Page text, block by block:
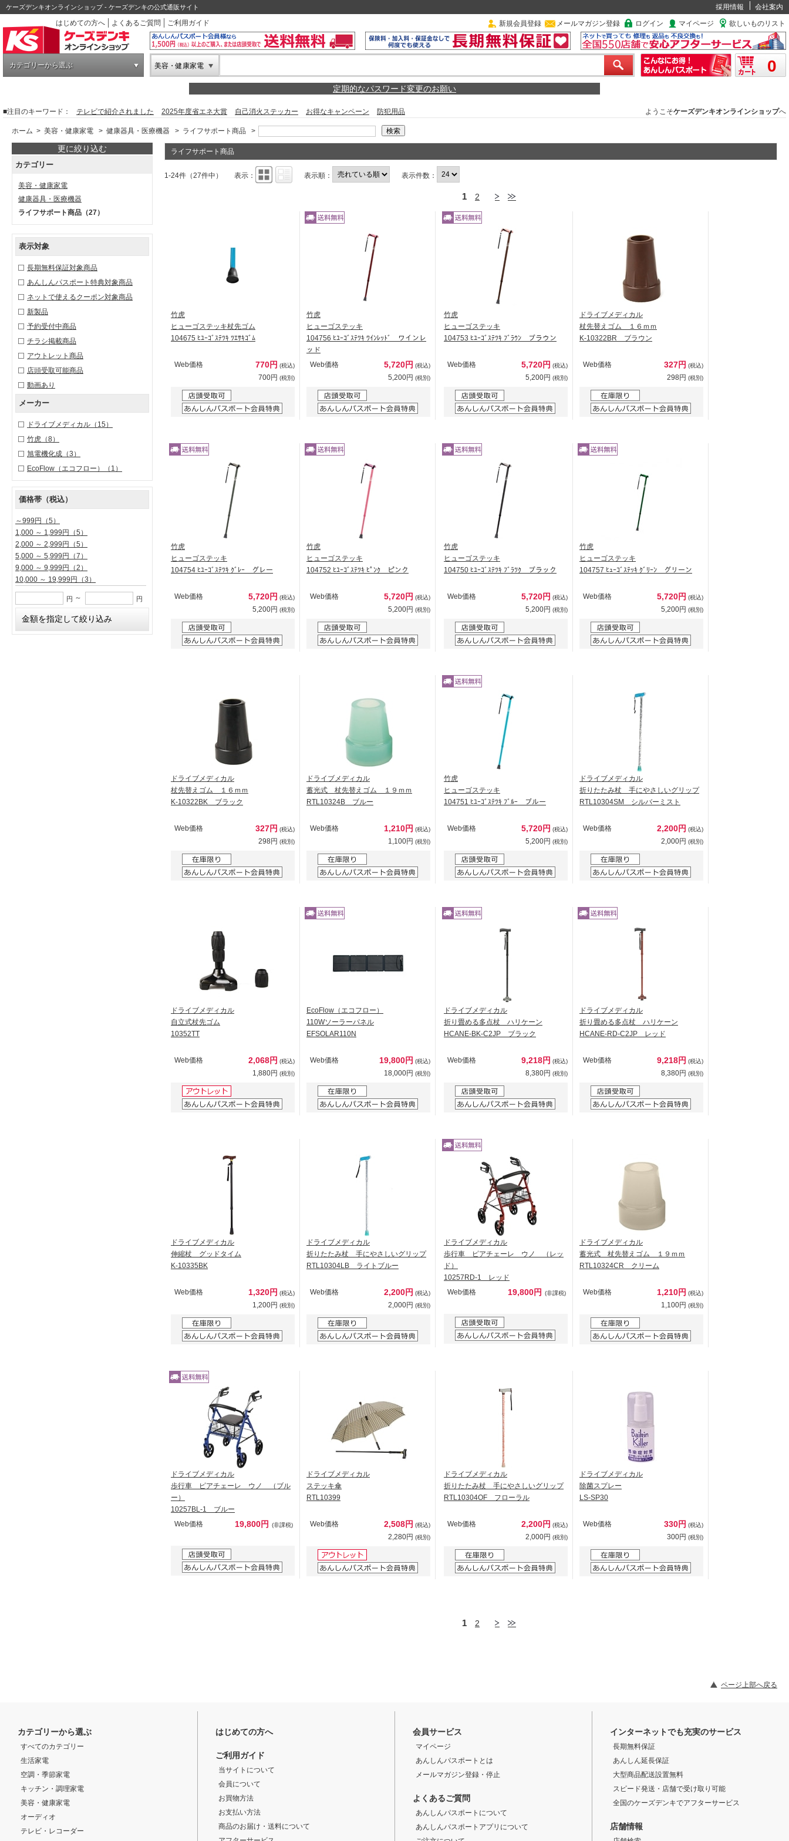
ケーズデンキオンラインショップ - ケーズデンキの公式通販サイト 採用情報
会社案内
はじめての方へ
よくあるご質問 ご利用ガイド 新規会員登録 メールマガジン登録 ログイン マイページ 欲しいものリスト
カテゴリーから選ぶ 美容・健康家電 0
定期的なパスワード変更のお願い
■注目のキーワード： テレビで紹介されました 2025年度省エネ大賞 自己消火ステッカー お得なキャンペーン 防犯用品 ようこそケーズデンキオンラインショップへ
ホーム > 美容・健康家電 > 健康器具・医療機器 > ライフサポート商品 >
更に絞り込む
カテゴリー
美容・健康家電
健康器具・医療機器
ライフサポート商品 （27）
表示対象
長期無料保証対象商品
あんしんパスポート特典対象商品
ネットで使えるクーポン対象商品
新製品
予約受付中商品
チラシ掲載商品
アウトレット商品
店頭受取可能商品
動画あり
メーカー
ドライブメディカル （15）
竹虎 （8）
旭電機化成 （3）
EcoFlow（エコフロー）
（1）
価格帯（税込）
～999円
（5）
1,000 ～ 1,999円
（5）
2,000 ～ 2,999円
（5）
5,000 ～ 5,999円
（7）
9,000 ～ 9,999円
（2）
10,000 ～ 19,999円
（3）
円 ～ 円
ライフサポート商品
1-24件（27件中） 表示： 表示順： 表示件数：
1 2
竹虎
ヒューゴステッキ杖先ゴム
104675 ﾋﾕｰｺﾞｽﾃﾂｷ ﾂｴｻｷｺﾞﾑ
Web価格 770円 (税込)
700円 (税別)
竹虎
ヒューゴステッキ
104756 ﾋﾕｰｺﾞｽﾃﾂｷ ﾜｲﾝﾚｯﾄﾞ ワインレ
ッド
Web価格
5,720円 (税込)
5,200円 (税別)
竹虎
ヒューゴステッキ
104753 ﾋﾕｰｺﾞｽﾃﾂｷ ﾌﾞﾗｳﾝ ブラウン
Web価格 5,720円 (税込)
5,200円 (税別)
ドライブメディカル
杖先替えゴム １６ｍｍ
K-10322BR ブラウン
Web価格 327円 (税込)
298円 (税別)
竹虎
ヒューゴステッキ
104754 ﾋﾕｰｺﾞｽﾃﾂｷ ｸﾞﾚｰ グレー
Web価格 5,720円 (税込)
5,200円 (税別)
竹虎
ヒューゴステッキ
104752 ﾋﾕｰｺﾞｽﾃﾂｷ ﾋﾟﾝｸ ピンク
Web価格 5,720円 (税込)
5,200円 (税別)
竹虎
ヒューゴステッキ
104750 ﾋﾕｰｺﾞｽﾃﾂｷ ﾌﾞﾗﾂｸ ブラック
Web価格 5,720円 (税込)
5,200円 (税別)
竹虎
ヒューゴステッキ
104757 ﾋｭｰｺﾞｽﾃｯｷ ｸﾞﾘｰﾝ グリーン
Web価格 5,720円 (税込)
5,200円 (税別)
ドライブメディカル
杖先替えゴム １６ｍｍ
K-10322BK ブラック
Web価格 327円 (税込)
298円 (税別)
ドライブメディカル
蓄光式 杖先替えゴム １９ｍｍ
RTL10324B ブルー
Web価格 1,210円 (税込)
1,100円 (税別)
竹虎
ヒューゴステッキ
104751 ﾋﾕｰｺﾞｽﾃﾂｷ ﾌﾞﾙｰ ブルー
Web価格 5,720円 (税込)
5,200円 (税別)
ドライブメディカル
折りたたみ杖 手にやさしいグリップ
RTL10304SM シルバーミスト
Web価格 2,200円 (税込)
2,000円 (税別)
ドライブメディカル
自立式杖先ゴム
10352TT
Web価格 2,068円 (税込)
1,880円 (税別)
EcoFlow（エコフロー）
110Wソーラーパネル
EFSOLAR110N
Web価格 19,800円 (税込)
18,000円 (税別)
ドライブメディカル
折り畳める多点杖 ハリケーン
HCANE-BK-C2JP ブラック
Web価格 9,218円 (税込)
8,380円 (税別)
ドライブメディカル
折り畳める多点杖 ハリケーン
HCANE-RD-C2JP レッド
Web価格 9,218円 (税込)
8,380円 (税別)
ドライブメディカル
伸縮杖 グッドタイム
K-10335BK
Web価格 1,320円 (税込)
1,200円 (税別)
ドライブメディカル
折りたたみ杖 手にやさしいグリップ
RTL10304LB ライトブルー
Web価格 2,200円 (税込)
2,000円 (税別)
ドライブメディカル
歩行車 ピアチェーレ ウノ （レッ
ド）
10257RD-1 レッド
Web価格
19,800円 (非課税)
ドライブメディカル
蓄光式 杖先替えゴム １９ｍｍ
RTL10324CR クリーム
Web価格 1,210円 (税込)
1,100円 (税別)
ドライブメディカル
歩行車 ピアチェーレ ウノ （ブル
ー）
10257BL-1 ブルー
Web価格
19,800円 (非課税)
ドライブメディカル
ステッキ傘
RTL10399
Web価格 2,508円 (税込)
2,280円 (税別)
ドライブメディカル
折りたたみ杖 手にやさしいグリップ
RTL10304OF フローラル
Web価格 2,200円 (税込)
2,000円 (税別)
ドライブメディカル
除菌スプレー
LS-SP30
Web価格 330円 (税込)
300円 (税別)
1 2
ページ上部へ戻る
カテゴリーから選ぶ
すべてのカテゴリー
生活家電
空調・季節家電
キッチン・調理家電
美容・健康家電
オーディオ
テレビ・レコーダー
はじめての方へ
ご利用ガイド
当サイトについて
会員について
お買物方法
お支払い方法
商品のお届け・送料について
会員サービス
マイページ
あんしんパスポートとは
メールマガジン登録・停止
よくあるご質問
あんしんパスポートについて
あんしんパスポートアプリについて
インターネットでも充実のサービス
長期無料保証
あんしん延長保証
大型商品配送設置無料
スピード発送・店舗で受け取り可能
全国のケーズデンキでアフターサービス
店舗情報